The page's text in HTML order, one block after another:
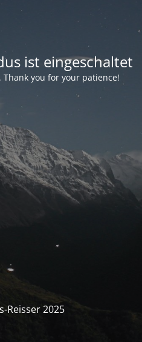
ist eingeschaltet
you for your patience!
Reisser 2025